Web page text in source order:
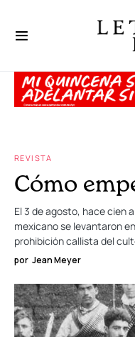
REVISTA
Cómo
El 3 de agosto, hace cien
mexicano se levantaron
prohibición callista del
por Jean Meyer